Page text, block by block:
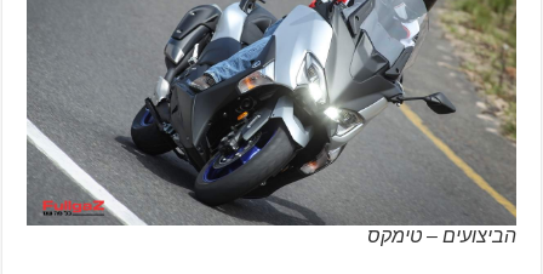
הביצועים – טימקס